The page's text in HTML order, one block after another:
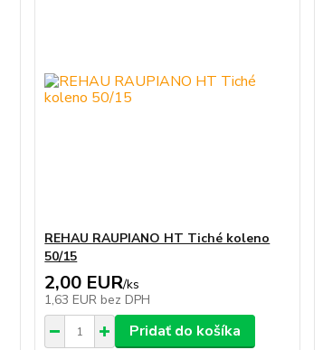
REHAU RAUPIANO HT Tiché koleno
50/15
2,00 EUR/ks
1,63 EUR bez DPH
Pridať do košíka